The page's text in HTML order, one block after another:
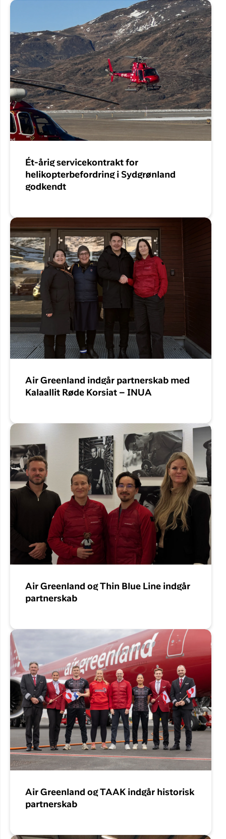
Ét-årig servicekontrakt for
helikopterbefordring i Sydgrønland
godkendt
Air Greenland indgår partnerskab med
Kalaallit Røde Korsiat – INUA
Air Greenland og Thin Blue Line indgår
partnerskab
Air Greenland og TAAK indgår historisk
partnerskab